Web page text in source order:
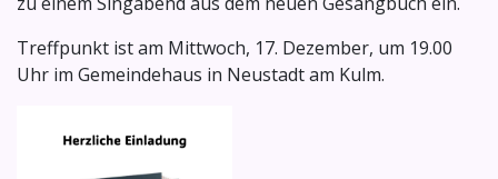
Treffpunkt ist am Mittwoch, 17. Dezember, um 19.00
Uhr im Gemeindehaus in Neustadt am Kulm.